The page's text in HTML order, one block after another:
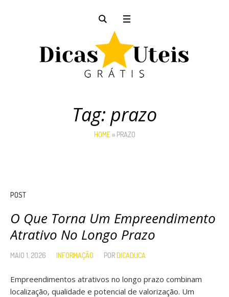
Tag: prazo
HOME» PRAZO
POST
O Que Torna Um Empreendimento
Atrativo No Longo Prazo
MAIO 1, 2026 INFORMAÇÃO PORDICADUCA
Empreendimentos atrativos no longo prazo combinam
localização, qualidade e potencial de valorização. Um